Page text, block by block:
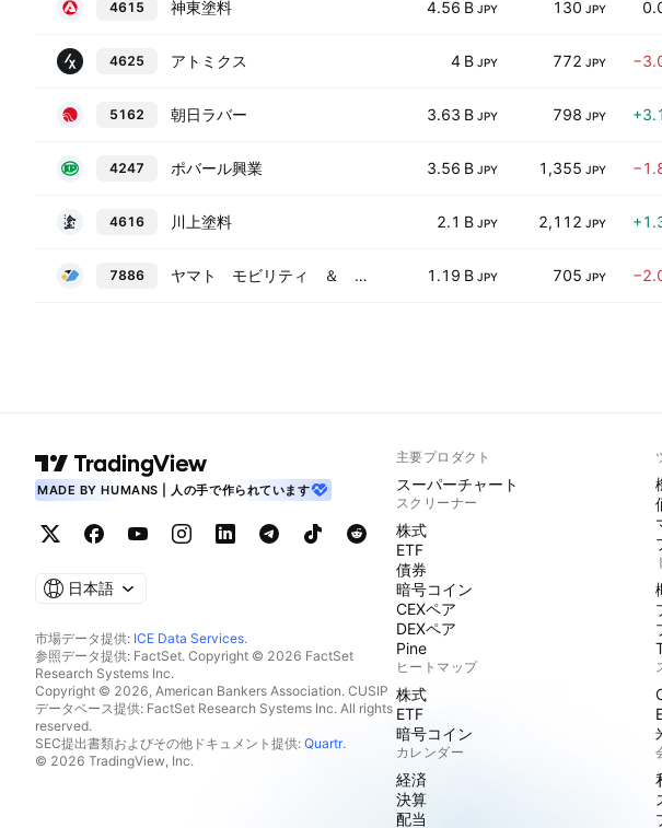
4615 神東塗料 4.56 B JPY 130 JPY
4625 アトミクス 4 B JPY 772 JPY
5162 朝日ラバー 3.63 B JPY 798 JPY
4247 ポバール興業 3.56 B JPY 1,355 JPY
4616 川上塗料 2.1 B JPY 2,112 JPY
7886 ヤマト モビリティ ＆ ＭＦＧ． 1.19 B JPY 705 JPY
MADE BY HUMANS | 人の手で作られています
日本語
市場データ提供: ICE Data Services.
参照データ提供: FactSet. Copyright © 2026 FactSet
Research Systems Inc.
Copyright © 2026, American Bankers Association. CUSIP
データベース提供: FactSet Research Systems Inc. All rights
reserved.
SEC提出書類およびその他ドキュメント提供: Quartr.
© 2026 TradingView, Inc.
主要プロダクト
スーパーチャート
スクリーナー
株式
ETF
債券
暗号コイン
CEXペア
DEXペア
Pine
ヒートマップ
株式
ETF
暗号コイン
カレンダー
経済
決算
配当